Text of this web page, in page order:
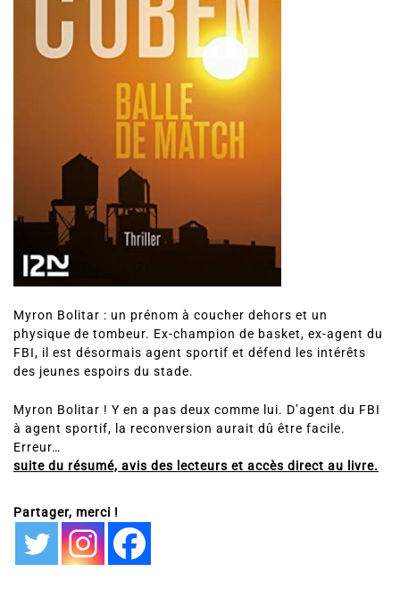
Myron Bolitar : un prénom à coucher dehors et un
physique de tombeur. Ex-champion de basket, ex-agent du
FBI, il est désormais agent sportif et défend les intérêts
des jeunes espoirs du stade.
Myron Bolitar ! Y en a pas deux comme lui. D’agent du FBI
à agent sportif, la reconversion aurait dû être facile.
Erreur…
suite du résumé, avis des lecteurs et accès direct au livre.
Partager, merci !